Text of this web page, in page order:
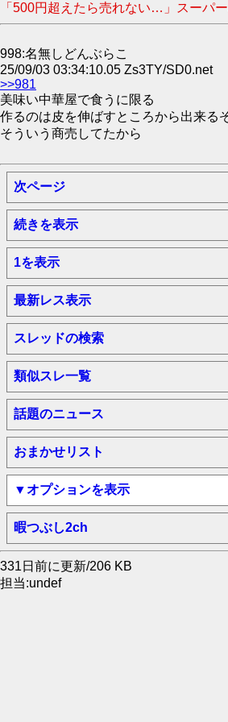
「500円超えたら売れない…」スーパ
998:名無しどんぶらこ
25/09/03 03:34:10.05 Zs3TY/SD0.net
>>981
美味い中華屋で食うに限る
作るのは皮を伸ばすところから出来る
そういう商売してたから
次ページ
続きを表示
1を表示
最新レス表示
スレッドの検索
類似スレ一覧
話題のニュース
おまかせリスト
▼オプションを表示
暇つぶし2ch
331日前に更新/206 KB
担当:undef